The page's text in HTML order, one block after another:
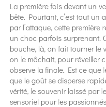
La première fois devant un
bête. Pourtant, c’est tout un
par l’attaque, cette première
un choc parfois surprenant.
bouche, là, on fait tourner le
on le mâchait, pour réveiller
observe la finale. Est ce que
que le goût se disperse
vérité, le souvenir laissé par
sensoriel pour les